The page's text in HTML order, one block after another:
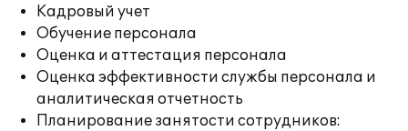
Кадровый учет
Обучение персонала
Оценка и аттестация персонала
Оценка эффективности службы персонала и
аналитическая отчетность
Планирование занятости сотрудников: